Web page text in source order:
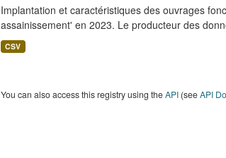
Implantation et caractéristiques des ouvrages
assainissement' en 2023. Le producteur des
CSV
You can also access this registry using theAPI(seeAPI